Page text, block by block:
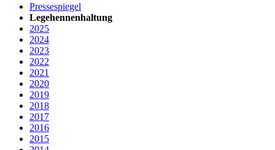
Pressespiegel
Legehennenhaltung
2025
2024
2023
2022
2021
2020
2019
2018
2017
2016
2015